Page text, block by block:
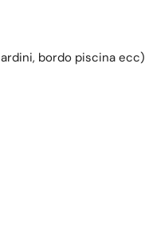
bordo piscina ecc)